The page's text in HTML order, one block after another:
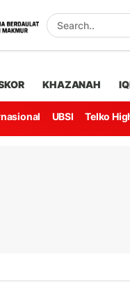
KHAZANAH
UBSI Telko